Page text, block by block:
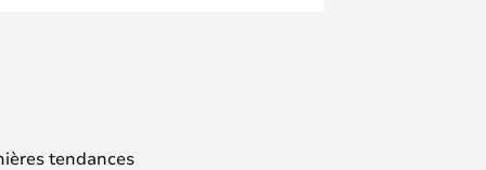
tendances